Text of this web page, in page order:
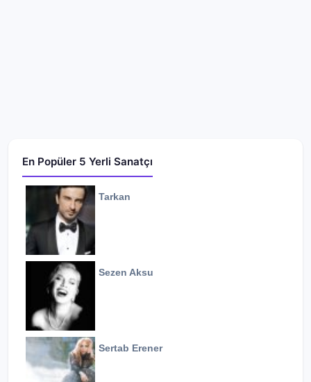
En Popüler 5 Yerli Sanatçı
Tarkan
Sezen Aksu
Sertab Erener